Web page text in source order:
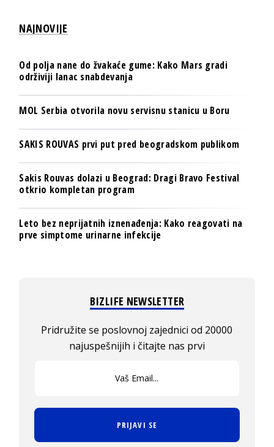
NAJNOVIJE
Od polja nane do žvakaće gume: Kako Mars gradi
održiviji lanac snabdevanja
MOL Serbia otvorila novu servisnu stanicu u Boru
SAKIS ROUVAS prvi put pred beogradskom publikom
Sakis Rouvas dolazi u Beograd: Dragi Bravo Festival
otkrio kompletan program
Leto bez neprijatnih iznenađenja: Kako reagovati na
prve simptome urinarne infekcije
BIZLIFE NEWSLETTER
Pridružite se poslovnoj zajednici od 20000
najuspešnijih i čitajte nas prvi
PRIJAVI SE